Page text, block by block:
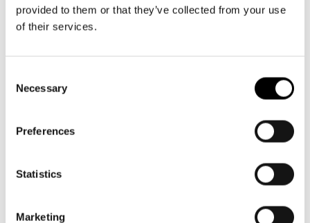
provided to them or that they’ve collected from your use
of their services.
Selection
Necessary
Preferences
Statistics
Marketing
Kontaktuppgifter
Jobba hos oss
BILJETTER
biljetter@svenskateatern.fi
ti-fr kl 12-18